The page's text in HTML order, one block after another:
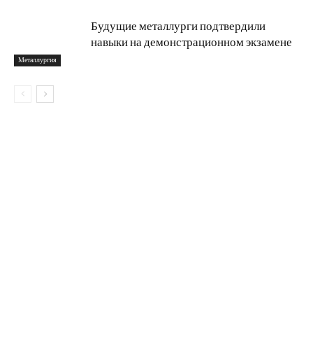
Металлургия
Будущие металлурги подтвердили
навыки на демонстрационном экзамене